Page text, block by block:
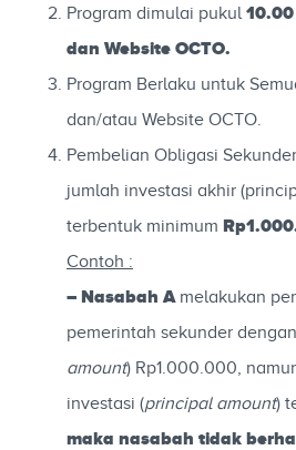
Program dimulai pukul10
dan Website OCTO.
Program Berlaku untuk
dan/atau Website OCTO.
Pembelian Obligasi
jumlah investasi akhir
terbentuk minimum
Contoh :
– Nasabah Amelakukan
pemerintah sekunder
amount) Rp1.000.000,
investasi (principal amount)
maka nasabah tidak